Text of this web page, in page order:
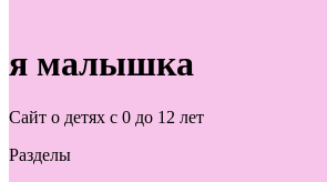
я малышка
Сайт о детях с 0 до 12 лет
Разделы